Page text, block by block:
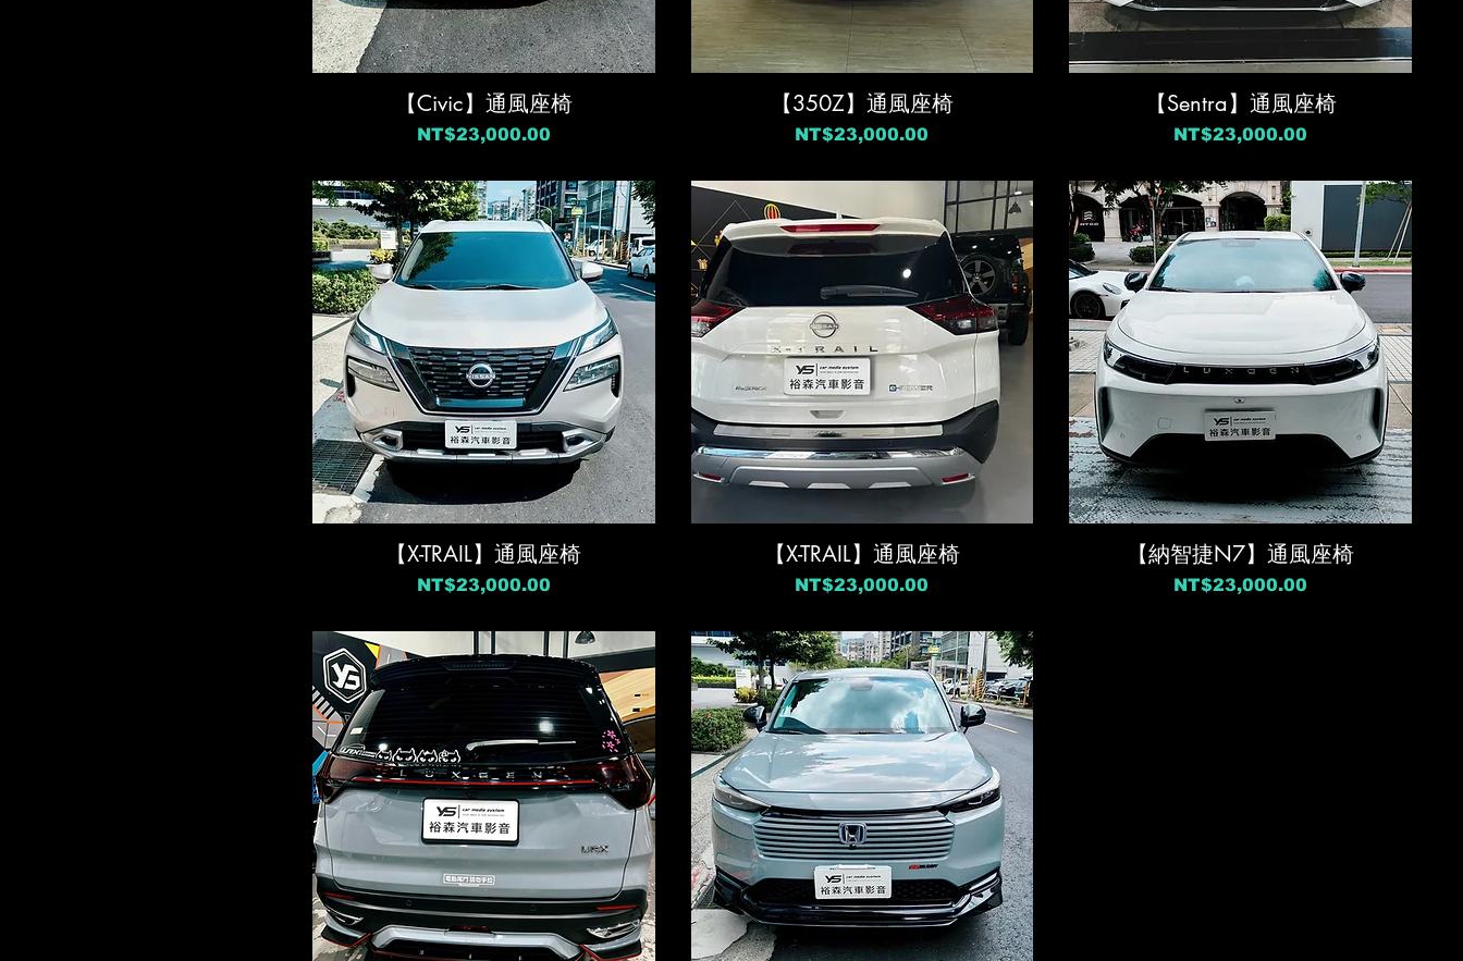
【Civic】通風座椅
價格
NT$23,000.00
【350Z】通風座椅
價格
NT$23,000.00
【Sentra】通風座椅
價格
NT$23,000.00
【X-TRAIL】通風座椅
價格
NT$23,000.00
【X-TRAIL】通風座椅
價格
NT$23,000.00
【納智捷N7】通風座椅
價格
NT$23,000.00